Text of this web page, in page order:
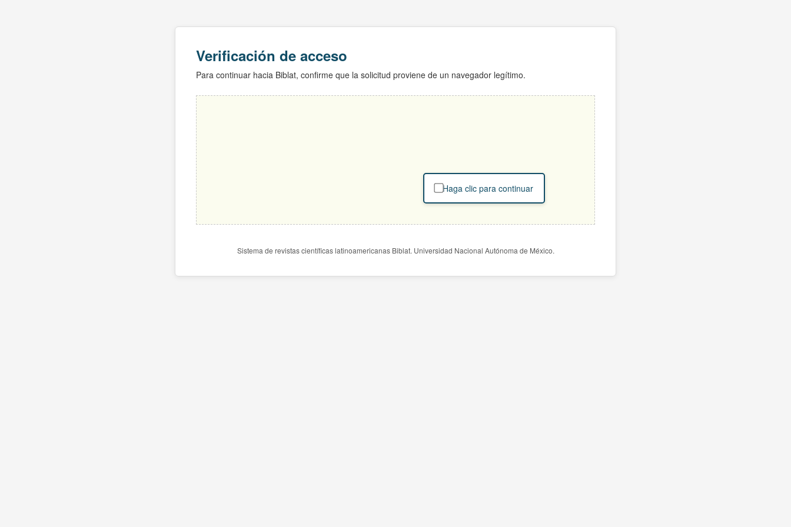
Verificación de acceso
Para continuar hacia Biblat, confirme que la solicitud proviene de un navegador legítimo.
Haga clic para continuar
Sistema de revistas científicas latinoamericanas Biblat. Universidad Nacional Autónoma de México.